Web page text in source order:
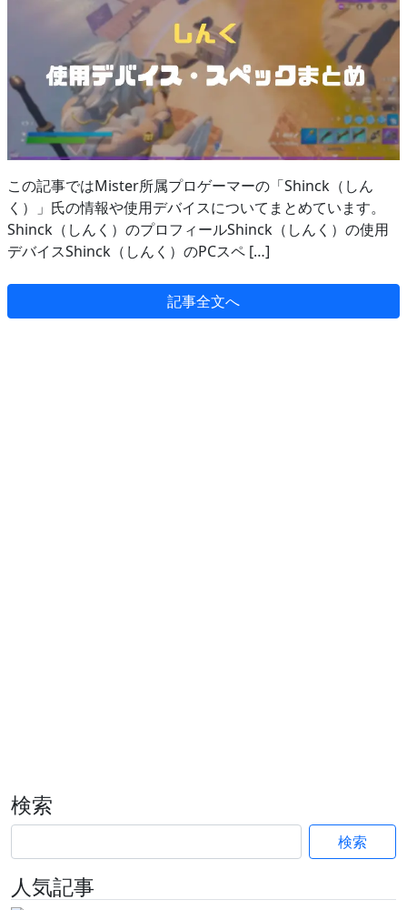
この記事ではMister所属プロゲーマーの「Shinck（しん
く）」氏の情報や使用デバイスについてまとめています。
Shinck（しんく）のプロフィールShinck（しんく）の使用
デバイスShinck（しんく）のPCスペ […]
記事全文へ
検索
検索
人気記事